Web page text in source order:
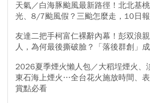
天氣／白海豚颱風最新路徑！北北基
光、8/7颱風假？三颱怎麼走，10日
友達二把手柯富仁裸辭內幕！彭双浪
人，為何最後撕破臉？「落後群創」
2026夏季煙火懶人包／大稻埕煙火、
東石海上煙火…全台花火施放時間、
賞點必看